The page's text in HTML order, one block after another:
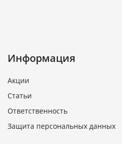
Информация
Акции
Статьи
Ответственность
Защита персональных данных